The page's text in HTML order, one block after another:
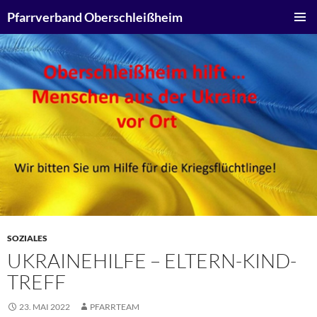
Inhalt
springen
Pfarrverband Oberschleißheim
SOZIALES
UKRAINEHILFE – ELTERN-KIND-
TREFF
23. MAI 2022 PFARRTEAM